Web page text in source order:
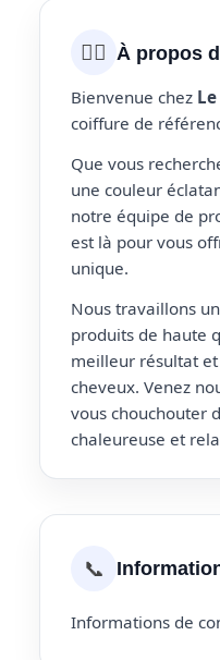
💇‍♀️ À propos
Bienvenue chez
coiffure de
Que vous
une couleur
notre équipe de
est là pour vous
unique.
Nous travaillons
produits de haute
meilleur résultat
cheveux. Venez
vous chouchouter
chaleureuse et
📞
Informations de